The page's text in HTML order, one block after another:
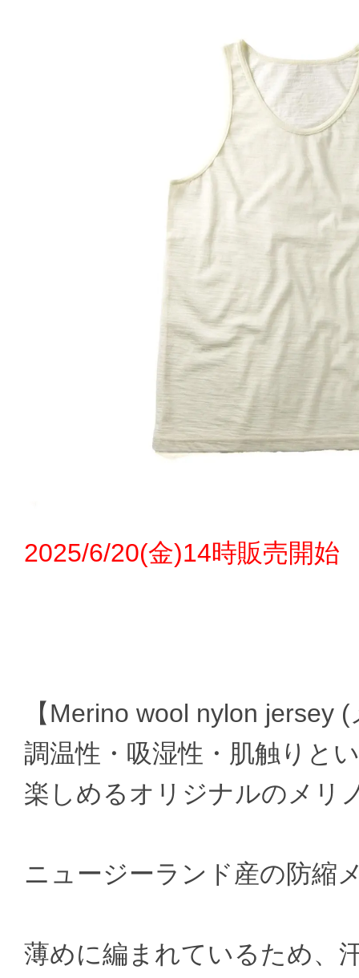
2025/6/20(金)14時販売開始
【Merino wool nylon jersey
調温性・吸湿性・肌触りと
楽しめるオリジナルのメリ
ニュージーランド産の防縮
薄めに編まれているため、